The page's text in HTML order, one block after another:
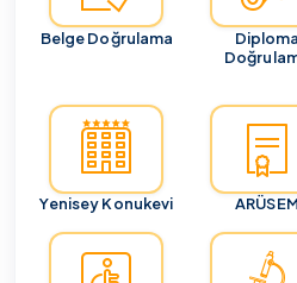
Belge Doğrulama
Diploma
Yenisey Konukevi ARÜSEM